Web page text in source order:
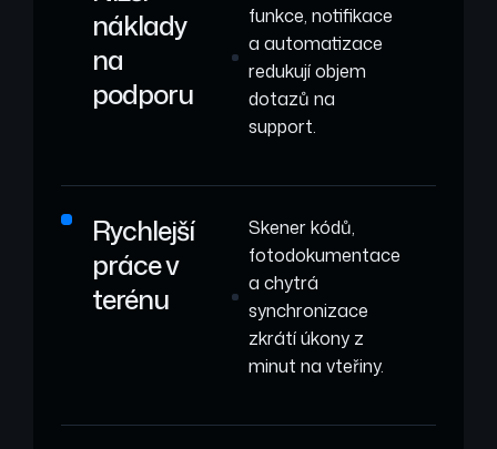
náklady
na
podporu
funkce, notifikace
a automatizace
redukují objem
dotazů na
support.
Rychlejší
práce v
terénu
Skener kódů,
fotodokumentace
a chytrá
synchronizace
zkrátí úkony z
minut na vteřiny.